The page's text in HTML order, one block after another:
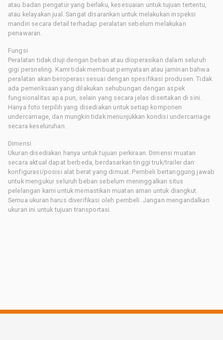
atau badan pengatur yang berlaku, kesesuaian untuk tujuan tertentu,
atau kelayakan jual. Sangat disarankan untuk melakukan inspeksi
mandiri secara detail terhadap peralatan sebelum melakukan
penawaran.
Fungsi
Peralatan tidak diuji dengan beban atau dioperasikan dalam seluruh
gigi persneling. Kami tidak membuat pernyataan atau jaminan bahwa
peralatan akan beroperasi sesuai dengan spesifikasi produsen. Tidak
ada pemeriksaan yang dilakukan sehubungan dengan aspek
fungsionalitas apa pun, selain yang secara jelas disertakan di sini.
Hanya foto terpilih yang disediakan untuk setiap komponen
undercarriage, dan mungkin tidak menunjukkan kondisi undercarriage
secara keseluruhan.
Dimensi
Ukuran disediakan hanya untuk tujuan perkiraan. Dimensi muatan
secara aktual dapat berbeda, berdasarkan tinggi truk/trailer dan
konfigurasi/posisi alat berat yang dimuat. Pembeli bertanggung jawab
untuk mengukur seluruh beban sebelum meninggalkan situs
pelelangan kami untuk memastikan muatan aman untuk diangkut.
Semua ukuran harus diverifikasi oleh pembeli. Jangan mengandalkan
ukuran ini untuk tujuan transportasi.